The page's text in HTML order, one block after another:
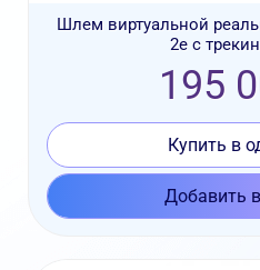
Шлем виртуальной
2e с
195
Купить в
Добавить